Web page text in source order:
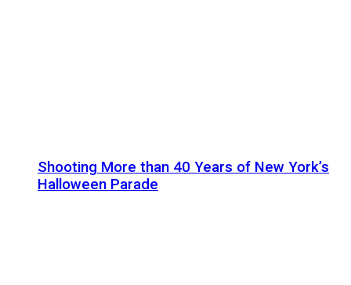
Shooting More than 40 Years of New York’s
Halloween Parade